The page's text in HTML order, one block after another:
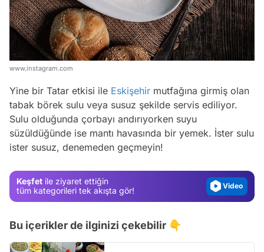
www.instagram.com
Yine bir Tatar etkisi ile Eskişehir mutfağına girmiş olan
tabak börek sulu veya susuz şekilde servis ediliyor.
Sulu olduğunda çorbayı andırıyorken suyu
süzüldüğünde ise mantı havasında bir yemek. İster sulu
ister susuz, denemeden geçmeyin!
Keşfet ile ziyaret ettiğin
tüm kategorileri tek akışta gör!
Video
Test
Video
Bu içerikler de ilginizi çekebilir 👇